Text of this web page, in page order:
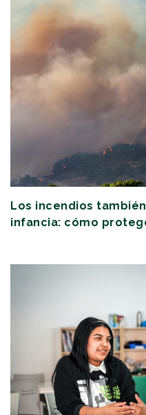
Los incendios
infancia: cómo